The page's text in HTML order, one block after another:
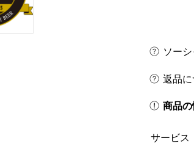
ソー
返品に
商品の
サービス